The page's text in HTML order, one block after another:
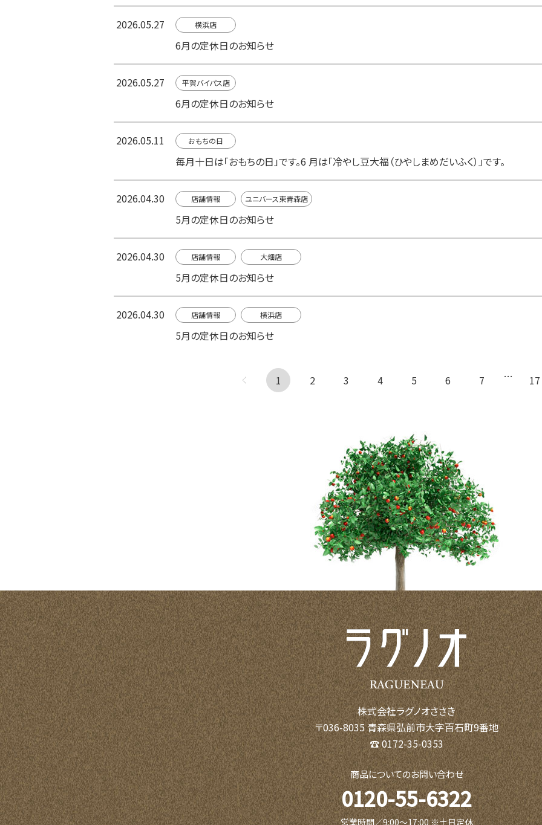
2026.05.27 横浜店
6月の定休日のお知らせ
2026.05.27 平賀バイパス店
6月の定休日のお知らせ
2026.05.11 おもちの日
毎月十日は「おもちの日」です。6 月は「冷やし豆大福（ひやしまめだいふく）」です。
2026.04.30 店舗情報 ユニバース東青森店
5月の定休日のお知らせ
2026.04.30 店舗情報 大畑店
5月の定休日のお知らせ
2026.04.30 店舗情報 横浜店
5月の定休日のお知らせ
← 前へ
1 2 3 4 5 6 7 … 17
株式会社ラグノオささき
〒036-8035 青森県弘前市大字百石町9番地
☎ 0172-35-0353
商品についてのお問い合わせ
0120-55-6322
営業時間／9:00〜17:00 ※土日定休